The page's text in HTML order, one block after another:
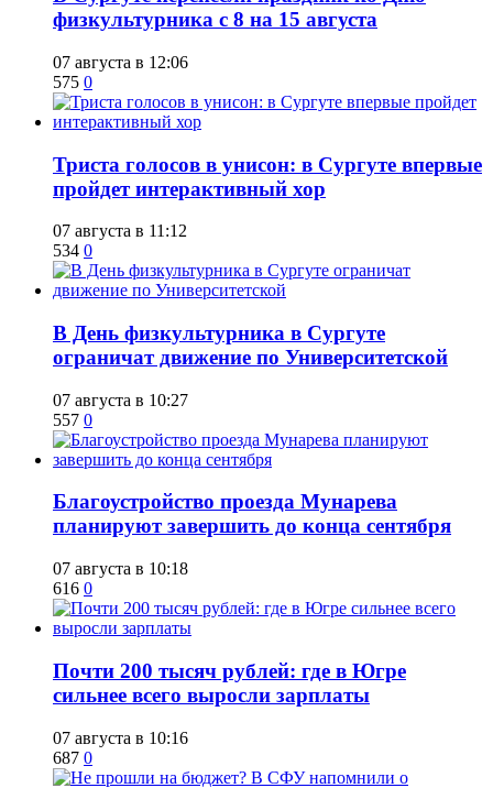
физкультурника с 8 на 15 августа
07 августа в 12:06
575 0
​Триста голосов в унисон: в Сургуте впервые
пройдет интерактивный хор
07 августа в 11:12
534 0
​В День физкультурника в Сургуте
ограничат движение по Университетской
07 августа в 10:27
557 0
Благоустройство проезда Мунарева
планируют завершить до конца сентября
07 августа в 10:18
616 0
​Почти 200 тысяч рублей: где в Югре
сильнее всего выросли зарплаты
07 августа в 10:16
687 0